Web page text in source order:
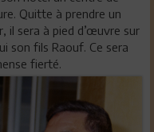
Quitte à prendre un
il sera à pied d’œuvre sur
son fils Raouf. Ce sera
fierté.